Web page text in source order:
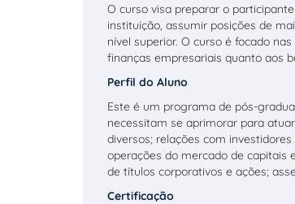
O curso visa preparar o
instituição, assumir posições de
nível superior. O curso é focado
finanças empresariais quanto aos
Perfil do Aluno
Este é um programa de pós-
necessitam se aprimorar para
diversos; relações com
operações do mercado de capitais
de títulos corporativos e ações;
Certificação